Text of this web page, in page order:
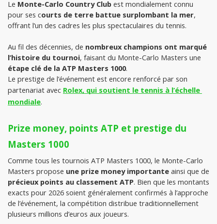
Le Monte-Carlo Country Club est mondialement connu
pour ses courts de terre battue surplombant la mer,
offrant l’un des cadres les plus spectaculaires du tennis.
Au fil des décennies, de nombreux champions ont marqué
l’histoire du tournoi
étape clé de la ATP Masters 1000.
Le prestige de l’événement est encore renforcé par son
partenariat avec Rolex, qui soutient le tennis à l’échelle
mondiale.
Prize money, points ATP et prestige du
Masters 1000
Comme tous les tournois ATP Masters 1000, le Monte-Carlo
Masters propose une prize money importante
précieux points au classement ATP. Bien que les montants
exacts pour 2026 soient généralement confirmés à l’approche
de l’événement, la compétition distribue traditionnellement
plusieurs millions d’euros aux joueurs.